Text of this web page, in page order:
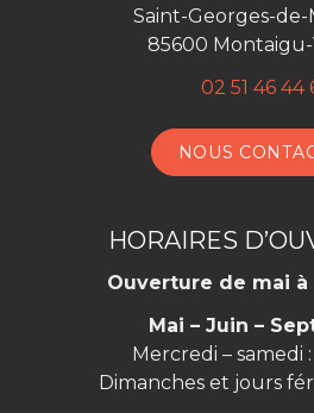
Saint-Georges-
85600
02 51 46 44
NOUS
HORAIRES
Ouverture de mai
Mai – Juin –
Mercredi – samedi :
Dimanches et jours